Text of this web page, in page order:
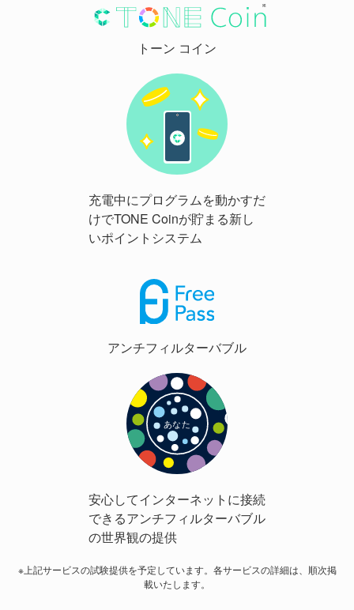
トーン コイン
充電中にプログラムを動かすだ
けでTONE Coinが貯まる新し
いポイントシステム
アンチフィルターバブル
安心してインターネットに接続
できるアンチフィルターバブル
の世界観の提供
※上記サービスの試験提供を予定しています。各サービスの詳細は、順次掲
載いたします。